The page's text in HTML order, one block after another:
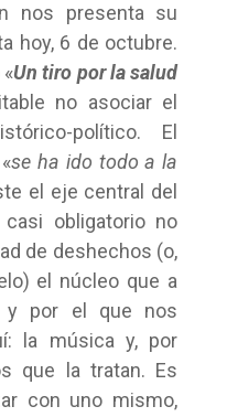
nos presenta su
hoy, 6 de octubre.
Un tiro por la salud
no asociar el
político. El
se ha ido todo a la
el eje central del
obligatorio no
de deshechos (o,
el núcleo que a
y por el que nos
la música y, por
que la tratan. Es
con uno mismo,